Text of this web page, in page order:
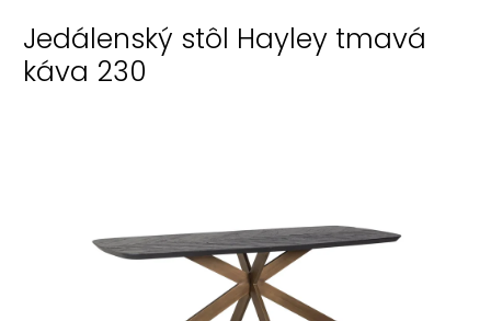
Jedálenský stôl Hayley tmavá
káva 230